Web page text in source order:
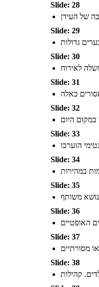
Slide: 28
Slide: 29
Slide: 30
Slide: 31
Slide: 32
Slide: 33
Slide: 34
Slide: 35
Slide: 36
Slide: 37
Slide: 38